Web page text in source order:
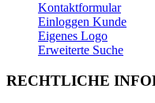
Kontaktformular
Einloggen Kunde
Eigenes Logo
Erweiterte Suche
RECHTLICHE